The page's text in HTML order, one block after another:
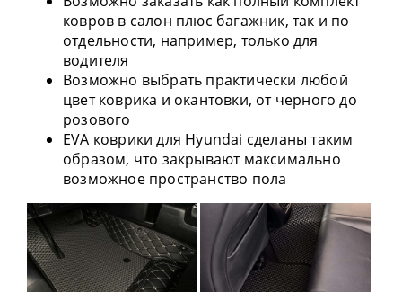
ковров в салон плюс багажник, так и по
отдельности, например, только для
водителя
Возможно выбрать практически любой
цвет коврика и окантовки, от черного до
розового
EVA коврики для Hyundai сделаны таким
образом, что закрывают максимально
возможное пространство пола